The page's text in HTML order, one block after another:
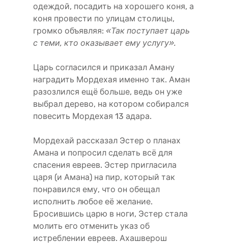
одеждой, посадить на хорошего коня, а
коня провести по улицам столицы,
громко объявляя: «Так поступает царь
с теми, кто оказывает ему услугу».
Царь согласился и приказал Аману
наградить Мордехая именно так. Аман
разозлился ещё больше, ведь он уже
выбрал дерево, на котором собирался
повесить Мордехая 13 адара.
Мордехай рассказал Эстер о планах
Амана и попросил сделать всё для
спасения евреев. Эстер пригласила
царя (и Амана) на пир, который так
понравился ему, что он обещал
исполнить любое её желание.
Бросившись царю в ноги, Эстер стала
молить его отменить указ об
истреблении евреев. Ахашверош